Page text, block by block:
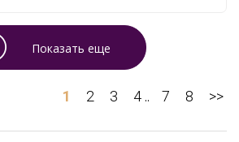
Показать еще
1 2 3 4 .. 7 8 >>